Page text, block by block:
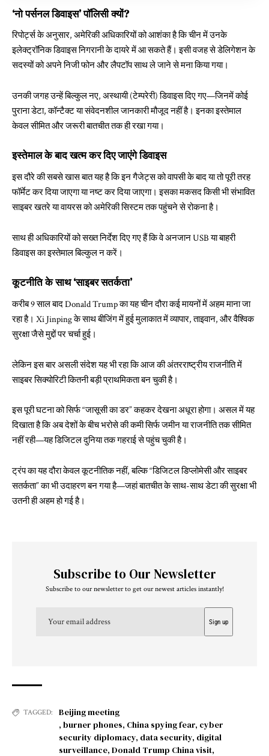
‘नो पर्सनल डिवाइस’ पॉलिसी क्यों?
रिपोर्ट्स के अनुसार, अमेरिकी अधिकारियों को आशंका है कि चीन में उनके
इलेक्ट्रॉनिक डिवाइस निगरानी के दायरे में आ सकते हैं। इसी वजह से डेलिगेशन के
सदस्यों को अपने निजी फोन और लैपटॉप साथ ले जाने से मना किया गया।
उनकी जगह उन्हें बिल्कुल नए, अस्थायी (टेम्परेरी) डिवाइस दिए गए—जिनमें कोई
पुराना डेटा, कॉन्टैक्ट या संवेदनशील जानकारी मौजूद नहीं है। इनका इस्तेमाल
केवल सीमित और जरूरी बातचीत तक ही रखा गया।
इस्तेमाल के बाद खत्म कर दिए जाएंगे डिवाइस
इस दौरे की सबसे खास बात यह है कि इन गैजेट्स को वापसी के बाद या तो पूरी तरह
फॉर्मेट कर दिया जाएगा या नष्ट कर दिया जाएगा। इसका मकसद किसी भी संभावित
साइबर खतरे या वायरस को अमेरिकी सिस्टम तक पहुंचने से रोकना है।
साथ ही अधिकारियों को सख्त निर्देश दिए गए हैं कि वे अनजान USB या बाहरी
डिवाइस का इस्तेमाल बिल्कुल न करें।
कूटनीति के साथ ‘साइबर सतर्कता’
करीब 9 साल बाद Donald Trump का यह चीन दौरा कई मायनों में अहम माना जा
रहा है। Xi Jinping के साथ बीजिंग में हुई मुलाकात में व्यापार, ताइवान, और वैश्विक
सुरक्षा जैसे मुद्दों पर चर्चा हुई।
लेकिन इस बार असली संदेश यह भी रहा कि आज की अंतरराष्ट्रीय राजनीति में
साइबर सिक्योरिटी कितनी बड़ी प्राथमिकता बन चुकी है।
इस पूरी घटना को सिर्फ “जासूसी का डर” कहकर देखना अधूरा होगा। असल में यह
दिखाता है कि अब देशों के बीच भरोसे की कमी सिर्फ जमीन या राजनीति तक सीमित
नहीं रही—यह डिजिटल दुनिया तक गहराई से पहुंच चुकी है।
ट्रंप का यह दौरा केवल कूटनीतिक नहीं, बल्कि “डिजिटल डिप्लोमेसी और साइबर
सतर्कता” का भी उदाहरण बन गया है—जहां बातचीत के साथ-साथ डेटा की सुरक्षा भी
उतनी ही अहम हो गई है।
Subscribe to Our Newsletter
Subscribe to our newsletter to get our newest articles instantly!
TAGGED:
Beijing meeting
, burner phones, China spying fear, cyber
security diplomacy, data security, digital
surveillance, Donald Trump China visit,